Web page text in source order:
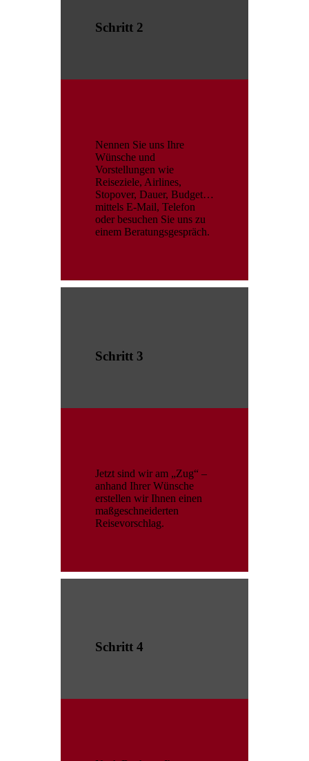
Schritt 2
Nennen Sie uns Ihre
Wünsche und
Vorstellungen wie
Reiseziele, Airlines,
Stopover, Dauer, Budget…
mittels E-Mail, Telefon
oder besuchen Sie uns zu
einem Beratungsgespräch.
Schritt 3
Jetzt sind wir am „Zug“ –
anhand Ihrer Wünsche
erstellen wir Ihnen einen
maßgeschneiderten
Reisevorschlag.
Schritt 4